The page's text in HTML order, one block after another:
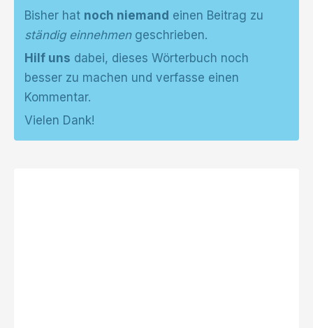
Bisher hat noch niemand einen Beitrag zu
ständig einnehmengeschrieben.
Hilf uns dabei, dieses Wörterbuch noch
besser zu machen und verfasse einen
Kommentar.
Vielen Dank!